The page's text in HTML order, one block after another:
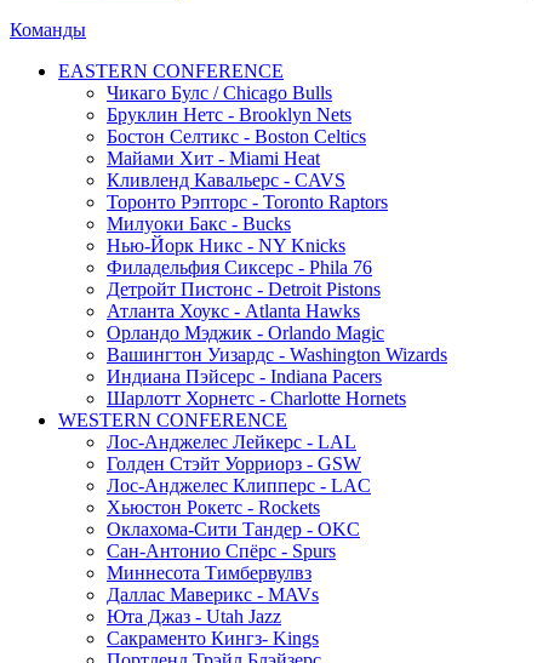
Команды
EASTERN CONFERENCE
Чикаго Булс / Chicago Bulls
Бруклин Нетс - Brooklyn Nets
Бостон Селтикс - Boston Celtics
Майами Хит - Miami Heat
Кливленд Кавальерс - CAVS
Торонто Рэпторс - Toronto Raptors
Милуоки Бакс - Bucks
Нью-Йорк Никс - NY Knicks
Филадельфия Сиксерс - Phila 76
Детройт Пистонс - Detroit Pistons
Атланта Хоукс - Atlanta Hawks
Орландо Мэджик - Orlando Magic
Вашингтон Уизардс - Washington Wizards
Индиана Пэйсерс - Indiana Pacers
Шарлотт Хорнетс - Charlotte Hornets
WESTERN CONFERENCE
Лос-Анджелес Лейкерс - LAL
Голден Стэйт Уорриорз - GSW
Лос-Анджелес Клипперс - LAC
Хьюстон Рокетс - Rockets
Оклахома-Сити Тандер - OKC
Сан-Антонио Спёрс - Spurs
Миннесота Тимбервулвз
Даллас Маверикс - MAVs
Юта Джаз - Utah Jazz
Сакраменто Кингз- Kings